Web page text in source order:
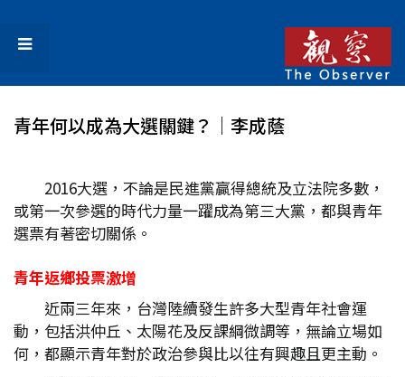
青年何以成為大選關鍵？│李成蔭
2016大選，不論是民進黨贏得總統及立法院多數，
或第一次參選的時代力量一躍成為第三大黨，都與青年
選票有著密切關係。
青年返鄉投票激增
近兩三年來，台灣陸續發生許多大型青年社會運
動，包括洪仲丘、太陽花及反課綱微調等，無論立場如
何，都顯示青年對於政治參與比以往有興趣且更主動。